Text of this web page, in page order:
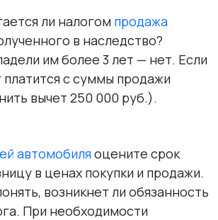
ли налогом продажа
в наследство?
им более 3 лет — нет. Если
с суммы продажи
вычет 250 000 руб.).
автомобиляоцените срок
в ценах покупки и продажи.
возникнет ли обязанность
При необходимости